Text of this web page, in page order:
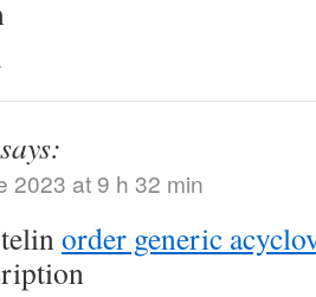
says:
2023 at 9 h 32 min
order generic